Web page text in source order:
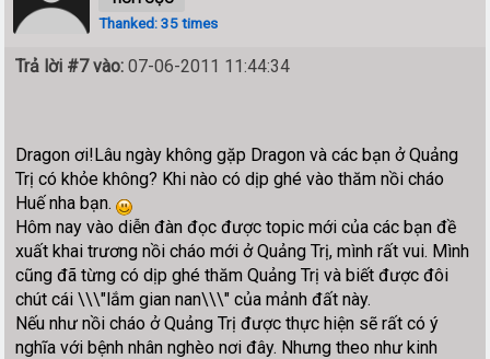
Thanked: 35 times
Trả lời #7 vào: 07-06-2011 11:44:34
Dragon ơi!Lâu ngày không gặp Dragon và các bạn ở Quảng
Trị có khỏe không? Khi nào có dịp ghé vào thăm nồi cháo
Huế nha bạn.
Hôm nay vào diễn đàn đọc được topic mới của các bạn đề
xuất khai trương nồi cháo mới ở Quảng Trị, mình rất vui. Mình
cũng đã từng có dịp ghé thăm Quảng Trị và biết được đôi
chút cái \\\"lắm gian nan\\\" của mảnh đất này.
Nếu như nồi cháo ở Quảng Trị được thực hiện sẽ rất có ý
nghĩa với bệnh nhân nghèo nơi đây. Nhưng theo như kinh